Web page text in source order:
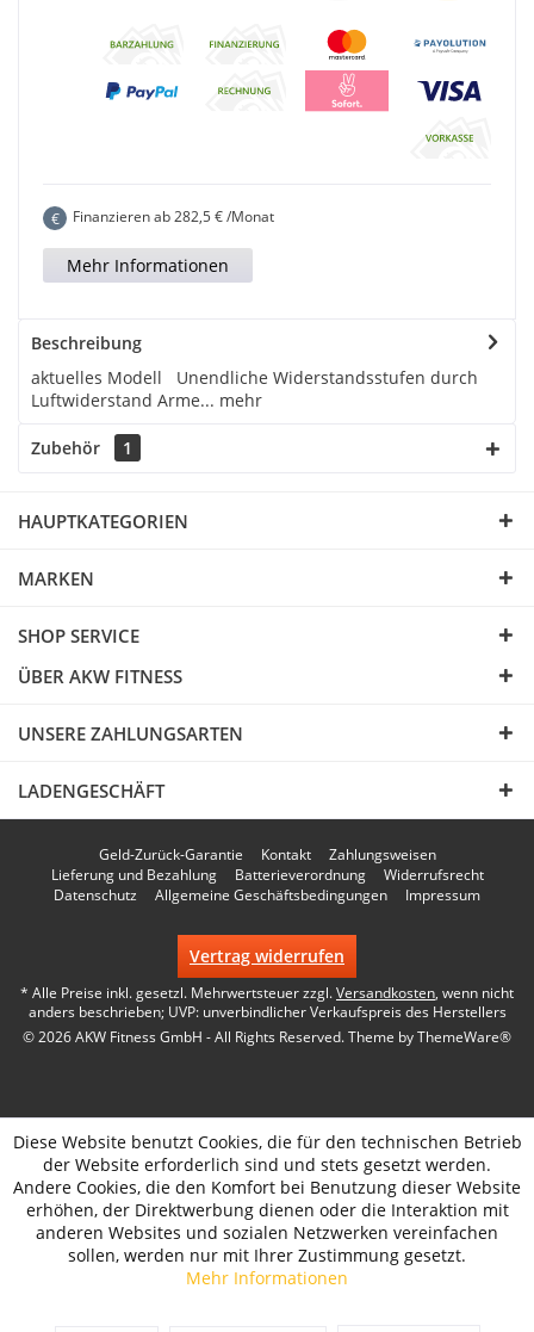
€ Finanzieren ab282,5 € /Monat
Mehr Informationen
Beschreibung
aktuelles Modell Unendliche Widerstandsstufen durch
Luftwiderstand Arme... mehr
Zubehör 1
HAUPTKATEGORIEN
MARKEN
SHOP SERVICE
ÜBER AKW FITNESS
UNSERE ZAHLUNGSARTEN
LADENGESCHÄFT
Geld-Zurück-Garantie Kontakt
Zahlungsweisen
Lieferung und Bezahlung
Batterieverordnung
Widerrufsrecht
Datenschutz
Allgemeine Geschäftsbedingungen Impressum
Vertrag widerrufen
* Alle Preise inkl. gesetzl. Mehrwertsteuer zzgl.Versandkosten, wenn nicht
anders beschrieben; UVP: unverbindlicher Verkaufspreis des Herstellers
© 2026 AKW Fitness GmbH - All Rights Reserved. Theme byThemeWare®
Diese Website benutzt Cookies, die für den technischen Betrieb
der Website erforderlich sind und stets gesetzt werden.
Andere Cookies, die den Komfort bei Benutzung dieser Website
erhöhen, der Direktwerbung dienen oder die Interaktion mit
anderen Websites und sozialen Netzwerken vereinfachen
sollen, werden nur mit Ihrer Zustimmung gesetzt.
Mehr Informationen